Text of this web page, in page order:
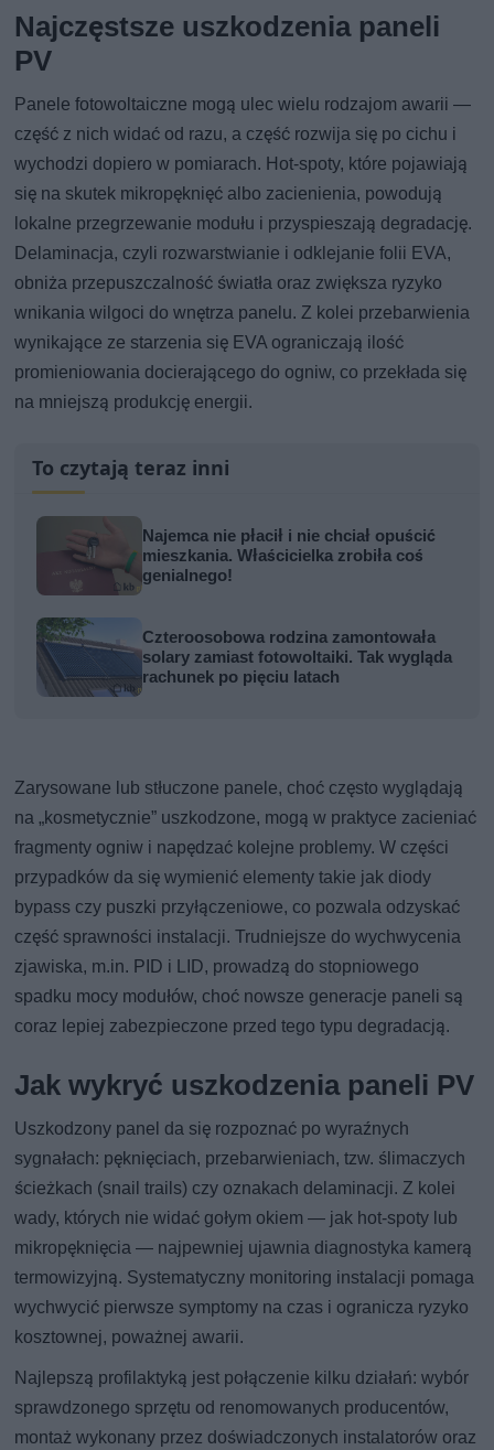
Najczęstsze uszkodzenia paneli
PV
Panele fotowoltaiczne mogą ulec wielu rodzajom awarii —
część z nich widać od razu, a część rozwija się po cichu i
wychodzi dopiero w pomiarach. Hot-spoty, które pojawiają
się na skutek mikropęknięć albo zacienienia, powodują
lokalne przegrzewanie modułu i przyspieszają degradację.
Delaminacja, czyli rozwarstwianie i odklejanie folii EVA,
obniża przepuszczalność światła oraz zwiększa ryzyko
wnikania wilgoci do wnętrza panelu. Z kolei przebarwienia
wynikające ze starzenia się EVA ograniczają ilość
promieniowania docierającego do ogniw, co przekłada się
na mniejszą produkcję energii.
To czytają teraz inni
Najemca nie płacił i nie chciał opuścić
mieszkania. Właścicielka zrobiła coś
genialnego!
Czteroosobowa rodzina zamontowała
solary zamiast fotowoltaiki. Tak wygląda
rachunek po pięciu latach
Zarysowane lub stłuczone panele, choć często wyglądają
na „kosmetycznie” uszkodzone, mogą w praktyce zacieniać
fragmenty ogniw i napędzać kolejne problemy. W części
przypadków da się wymienić elementy takie jak diody
bypass czy puszki przyłączeniowe, co pozwala odzyskać
część sprawności instalacji. Trudniejsze do wychwycenia
zjawiska, m.in. PID i LID, prowadzą do stopniowego
spadku mocy modułów, choć nowsze generacje paneli są
coraz lepiej zabezpieczone przed tego typu degradacją.
Jak wykryć uszkodzenia paneli PV
Uszkodzony panel da się rozpoznać po wyraźnych
sygnałach: pęknięciach, przebarwieniach, tzw. ślimaczych
ścieżkach (snail trails) czy oznakach delaminacji. Z kolei
wady, których nie widać gołym okiem — jak hot-spoty lub
mikropęknięcia — najpewniej ujawnia diagnostyka kamerą
termowizyjną. Systematyczny monitoring instalacji pomaga
wychwycić pierwsze symptomy na czas i ogranicza ryzyko
kosztownej, poważnej awarii.
Najlepszą profilaktyką jest połączenie kilku działań: wybór
sprawdzonego sprzętu od renomowanych producentów,
montaż wykonany przez doświadczonych instalatorów oraz